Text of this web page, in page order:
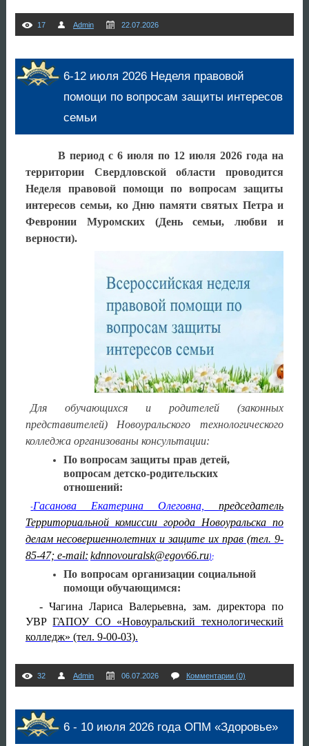
17 Admin 22.07.2026
6-12 июля 2026 Неделя правовой
помощи по вопросам защиты интересов
семьи
В период с 6 июля по 12 июля 2026 года на
территории Свердловской области проводится
Неделя правовой помощи по вопросам защиты
интересов семьи, ко Дню памяти святых Петра и
Февронии Муромских (День семьи, любви и
верности).
Для обучающихся и родителей (законных
представителей) Новоуральского технологического
колледжа организованы консультации:
По вопросам защиты прав детей,
вопросам детско-родительских
отношений:
-Гасанова Екатерина Олеговна, председатель
Территориальной комиссии города Новоуральска по
делам несовершеннолетних и защите их прав (тел. 9-
85-47; e-mail: kdnnovouralsk@egov66.ru);
По вопросам организации социальной
помощи обучающимся:
- Чагина Лариса Валерьевна, зам. директора по
УВРГАПОУ СО «Новоуральский технологический
колледж» (тел. 9-00-03).
32 Admin 06.07.2026 Комментарии (0)
6 - 10 июля 2026 года ОПМ «Здоровье»